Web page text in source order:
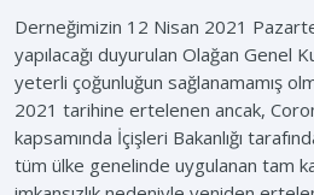
Derneğimizin 12 Nisan 2021
yapılacağı duyurulan Olağan Genel
yeterli çoğunluğun sağlanamamış
2021 tarihine ertelenen ancak,
kapsamında İçişleri Bakanlığı
tüm ülke genelinde uygulanan tam